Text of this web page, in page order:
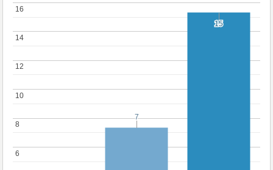
6
6
8
8
10
10
12
12
14
14
16
16
7
7
15
15